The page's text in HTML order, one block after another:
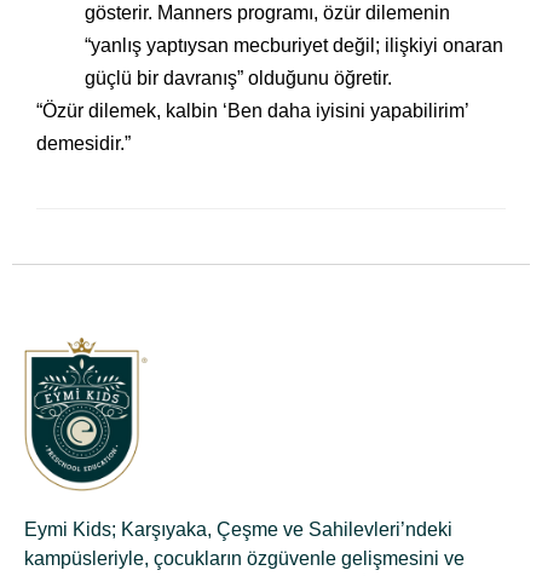
gösterir. Manners programı, özür dilemenin
“yanlış yaptıysan mecburiyet değil; ilişkiyi onaran
güçlü bir davranış” olduğunu öğretir.
“Özür dilemek, kalbin ‘Ben daha iyisini yapabilirim’
demesidir.”
Eymi Kids; Karşıyaka, Çeşme ve Sahilevleri’ndeki
kampüsleriyle, çocukların özgüvenle gelişmesini ve